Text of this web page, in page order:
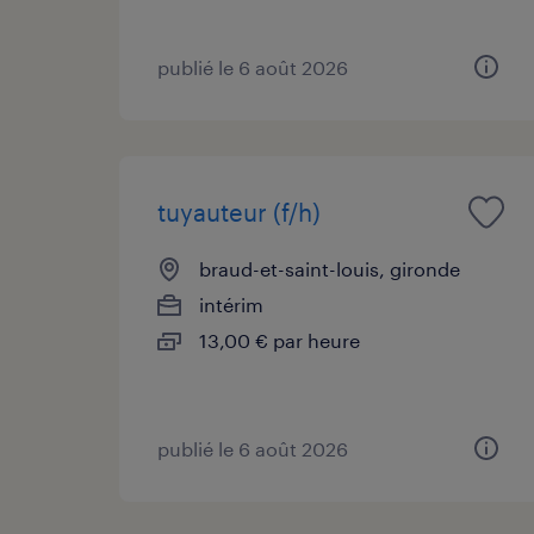
publié le 6 août 2026
tuyauteur (f/h)
braud-et-saint-louis, gironde
intérim
13,00 € par heure
publié le 6 août 2026